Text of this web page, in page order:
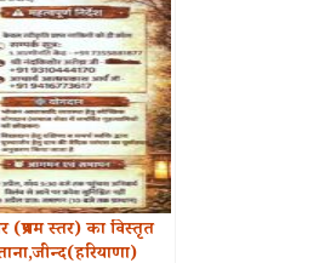
(प्रथम स्तर) का विस्तृत